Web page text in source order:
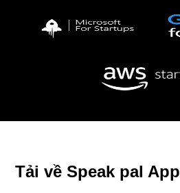
Tải về Speak pal App